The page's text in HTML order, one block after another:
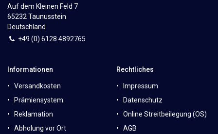
Auf dem Kleinen Feld 7
65232 Taunusstein
Deutschland
+49 (0) 6128 4892765
Informationen
Versandkosten
Prämiensystem
Reklamation
Abholung vor Ort
Rechtliches
Impressum
Datenschutz
Online Streitbeilegung (OS)
AGB